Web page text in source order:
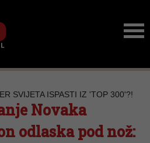
SVIJETA ISPASTI IZ 'TOP 300'?!
Novaka
odlaska pod nož: